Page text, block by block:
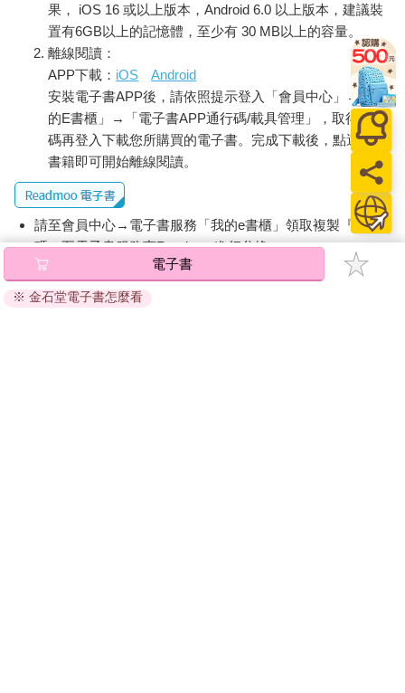
果， iOS 16 或以上版本，Android 6.0 以上版本，建議裝
置有6GB以上的記憶體，至少有 30 MB以上的容量。
離線閱讀：
APP下載： iOS
Android
安裝電子書APP後，請依照提示登入「會員中心」→「我
的E書櫃」→「電子書APP通行碼/載具管理」，取得通行
碼再登入下載您所購買的電子書。完成下載後，點選任一
書籍即可開始離線閱讀。
請至會員中心→電子書服務「我的e書櫃」領取複製『兌換
碼』至電子書服務商Readmoo進行兌換。
退換貨須知：
因版權保護，您在金石堂所購買的電子書僅能以金石堂專屬
電子書
※ 金石堂電子書怎麼看